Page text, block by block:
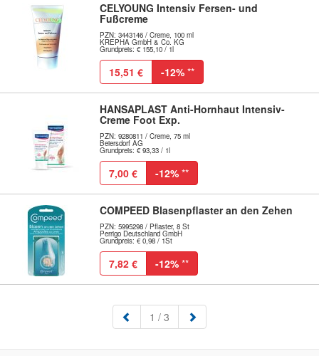
CELYOUNG Intensiv Fersen- und
Fußcreme
PZN: 3443146 / Creme, 100 ml
KREPHA GmbH & Co. KG
Grundpreis: € 155,10 / 1l
15,51 € -12% **
HANSAPLAST Anti-Hornhaut Intensiv-
Creme Foot Exp.
PZN: 9280811 / Creme, 75 ml
Beiersdorf AG
Grundpreis: € 93,33 / 1l
7,00 € -12% **
COMPEED Blasenpflaster an den Zehen
PZN: 5995298 / Pflaster, 8 St
Perrigo Deutschland GmbH
Grundpreis: € 0,98 / 1St
7,82 € -12% **
1 (aktuell)
/ 3